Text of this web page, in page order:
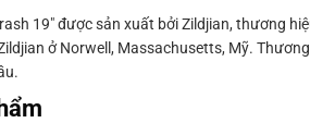
19″ được sản xuất bởi Zildjian, thương
ở Norwell, Massachusetts, Mỹ.